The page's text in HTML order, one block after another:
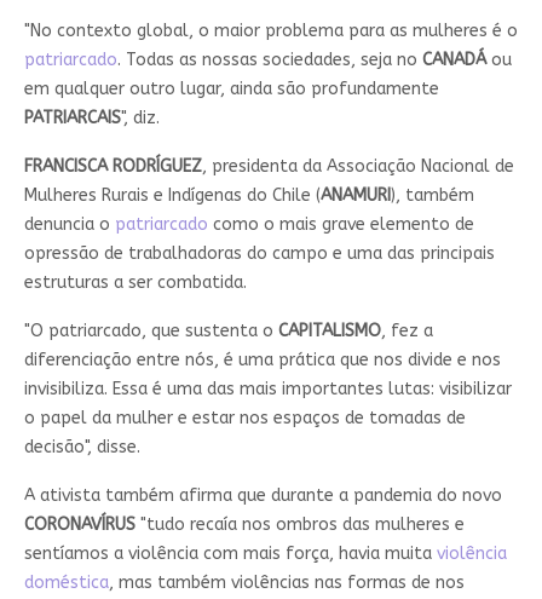
"No contexto global, o maior problema para as mulheres é o
patriarcado. Todas as nossas sociedades, seja no CANADÁou
em qualquer outro lugar, ainda são profundamente
PATRIARCAIS", diz.
FRANCISCA RODRÍGUEZ, presidenta da Associação Nacional de
Mulheres Rurais e Indígenas do Chile (ANAMURI), também
denuncia o patriarcado como o mais grave elemento de
opressão de trabalhadoras do campo e uma das principais
estruturas a ser combatida.
"O patriarcado, que sustenta o CAPITALISMO, fez a
diferenciação entre nós, é uma prática que nos divide e nos
invisibiliza. Essa é uma das mais importantes lutas: visibilizar
o papel da mulher e estar nos espaços de tomadas de
decisão", disse.
A ativista também afirma que durante a pandemia do novo
CORONAVÍRUS"tudo recaía nos ombros das mulheres e
sentíamos a violência com mais força, havia muita violência
doméstica, mas também violências nas formas de nos